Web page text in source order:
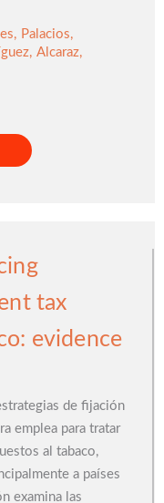
, Palacios,
, Alcaraz,
tax
evidence
de fijación
emplea para tratar
al tabaco,
a países
examina las